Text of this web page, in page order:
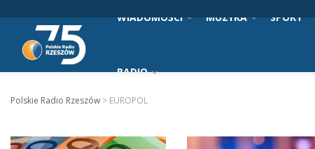
WIADOMOŚCI MUZYKA SPORT
RADIO
Polskie Radio Rzeszów > EUROPOL